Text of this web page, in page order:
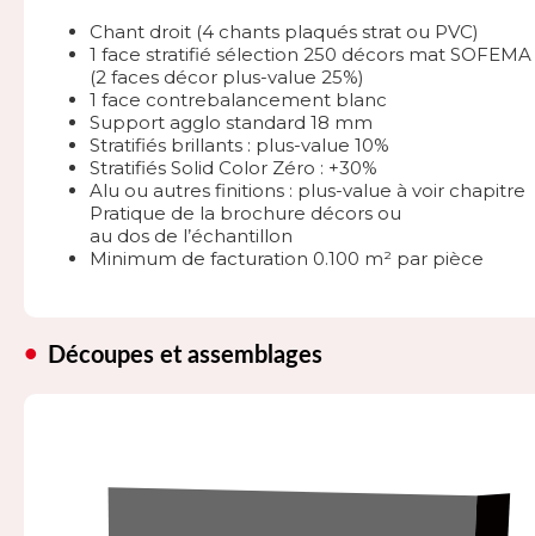
Chant droit (4 chants plaqués strat ou PVC)
1 face stratifié sélection 250 décors mat SOFEMA
(2 faces décor plus-value 25%)
1 face contrebalancement blanc
Support agglo standard 18 mm
Stratifiés brillants : plus-value 10%
Stratifiés Solid Color Zéro : +30%
Alu ou autres finitions : plus-value à voir chapitre
Pratique de la brochure décors ou
au dos de l’échantillon
Minimum de facturation 0.100 m² par pièce
Découpes et assemblages